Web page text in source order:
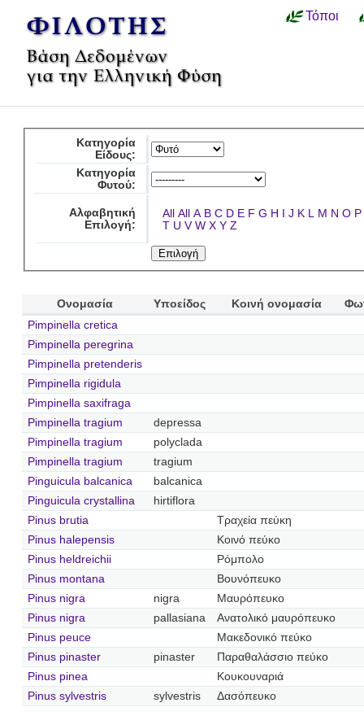
Τόποι
Κατηγορία
Είδους:
Κατηγορία
Φυτού:
Αλφαβητική
Επιλογή:
All All A B C D E F G H I J K L M N O P
T U V W X Y Z
Ονομασία Υποείδος Κοινή ονομασία
Pimpinella cretica
Pimpinella peregrina
Pimpinella pretenderis
Pimpinella rigidula
Pimpinella saxifraga
Pimpinella tragium
depressa
Pimpinella tragium
polyclada
Pimpinella tragium
tragium
Pinguicula balcanica
balcanica
Pinguicula crystallina
hirtiflora
Pinus brutia
Τραχεία πεύκη
Pinus halepensis
Κοινό πεύκο
Pinus heldreichii
Ρόμπολο
Pinus montana
Βουνόπευκο
Pinus nigra
nigra
Μαυρόπευκο
Pinus nigra
pallasiana
Ανατολικό μαυρόπευκο
Pinus peuce
Μακεδονικό πεύκο
Pinus pinaster
pinaster
Παραθαλάσσιο πεύκο
Pinus pinea
Κουκουναριά
Pinus sylvestris
sylvestris Δασόπευκο